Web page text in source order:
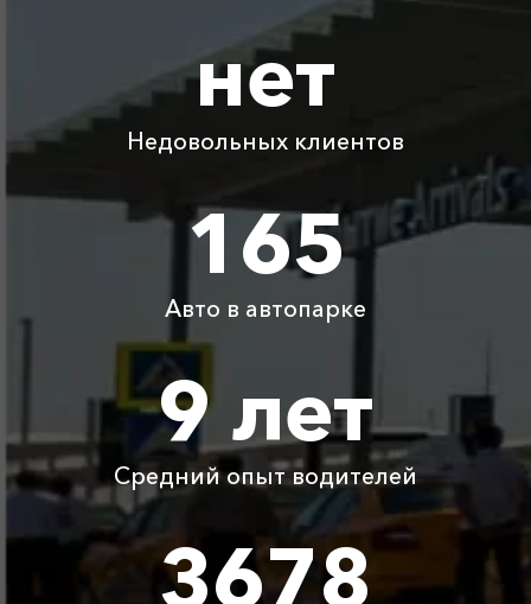
Славянск-на-Кубани
1575 ₽ 3150 ₽
9280 ₽
1460 ₽ 2920 ₽
Капсель ⇆ Джанхот 1815 ₽
Бесплатно Бесплатно Бесплатно Бесплатно
Ожидание машины Бесплатно
3800 ₽ 4700 ₽ 6300 ₽
нет
Недовольных клиентов
165
Авто в автопарке
9 лет
Средний опыт водителей
3678